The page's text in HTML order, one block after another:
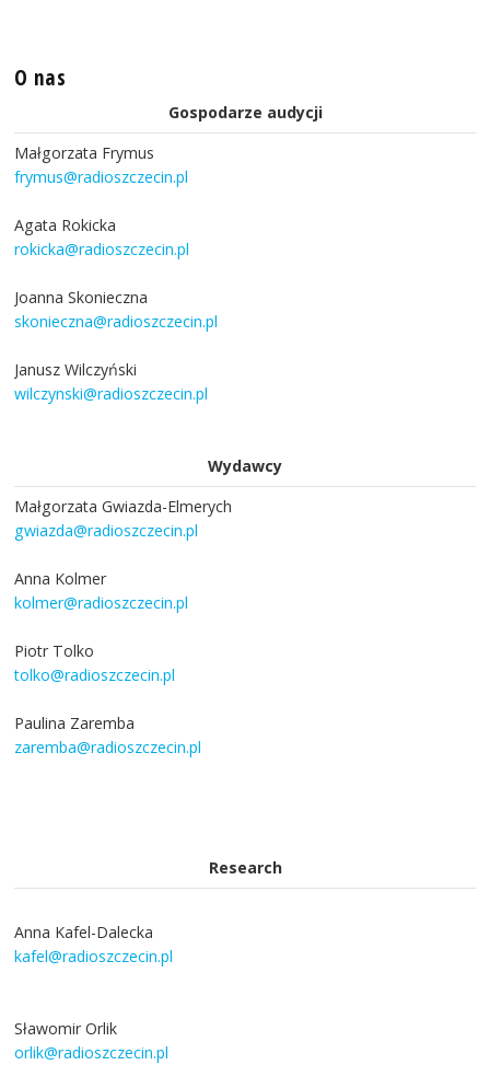
O nas
Gospodarze audycji
Małgorzata Frymus
frymus@radioszczecin.pl
Agata Rokicka
rokicka@radioszczecin.pl
Joanna Skonieczna
skonieczna@radioszczecin.pl
Janusz Wilczyński
wilczynski@radioszczecin.pl
Wydawcy
Małgorzata Gwiazda-Elmerych
gwiazda@radioszczecin.pl
Anna Kolmer
kolmer@radioszczecin.pl
Piotr Tolko
tolko@radioszczecin.pl
Paulina Zaremba
zaremba@radioszczecin.pl
Research
Anna Kafel-Dalecka
kafel@radioszczecin.pl
Sławomir Orlik
orlik@radioszczecin.pl